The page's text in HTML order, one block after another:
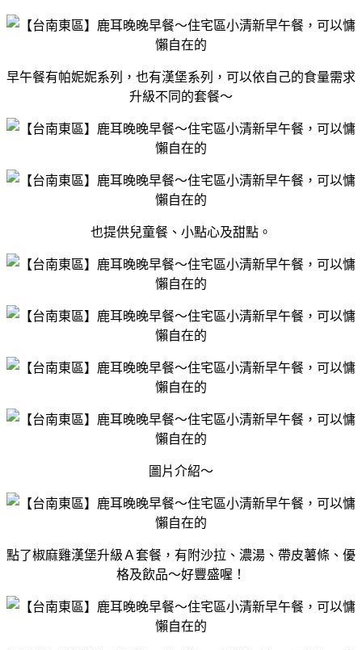
早午餐有帕妮妮系列，也有漢堡系列，可以依自己的食量需求
升級不同的套餐～
也提供兒童餐、小點心及甜點。
圖片介紹～
點了椒麻雞漢堡升級Ａ套餐，有附沙拉、濃湯、帶皮薯條、優
格及飲品～好豐盛喔！